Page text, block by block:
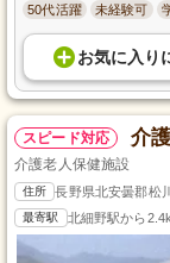
50代活躍 未経験可
お気に入り
スピード対応 介
介護老人保健施設
住所 長野県北安曇郡松
最寄駅 北細野駅から